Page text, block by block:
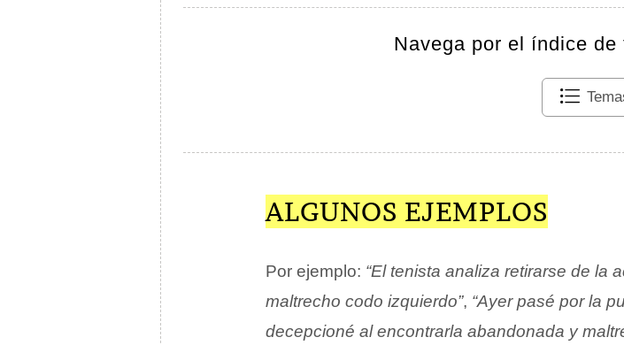
Navega por el índice
ALGUNOS EJEMPLOS
Por ejemplo: “El tenista analiza retirarse de la
maltrecho codo izquierdo”, “Ayer pasé por la
decepcioné al encontrarla abandonada y